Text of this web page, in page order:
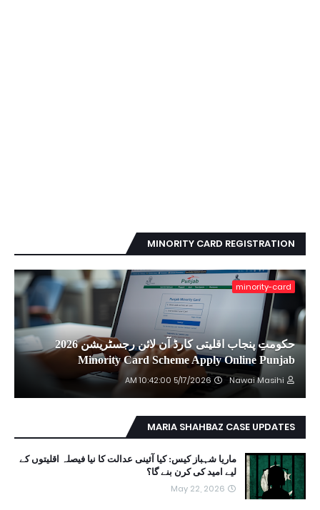
MINORITY CARD REGISTRATION
minority-card
حکومتِ پنجاب اقلیتی کارڈ آن لائن رجسٹریشن 2026
Minority Card Scheme Apply Online Punjab
Nawai Masihi
5/17/2026 10:42:00 AM
MARIA SHAHBAZ CASE UPDATES
ماریا شہباز کیس: کیا آئینی عدالت کا نیا فیصلہ اقلیتوں کے
لیے امید کی کرن بنے گا؟
May 22, 2026